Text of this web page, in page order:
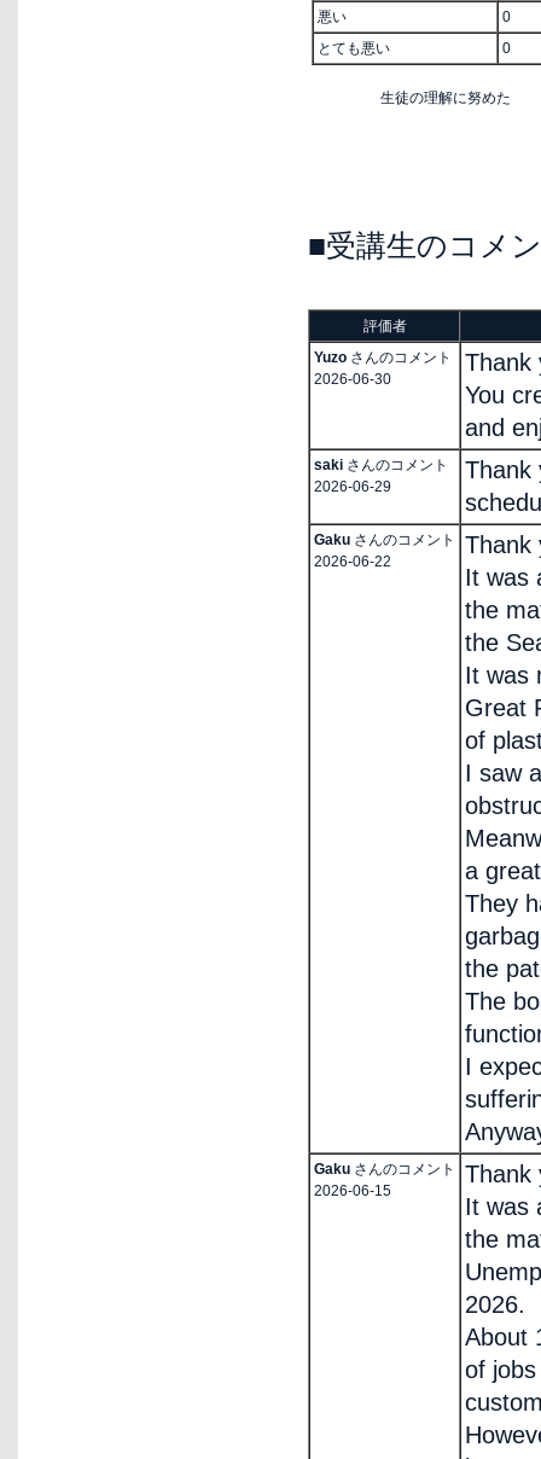
悪い
0
とても悪い
0
生徒の理解に努めた
■受講生のコメ
評価者
Yuzo さんのコメント
2026-06-30
Thank
You
and
saki さんのコメント
2026-06-29
Thank
Gaku さんのコメント
2026-06-22
Thank
It was
the
the
It was
Great
of
I saw
a
They
the
The
I
Gaku さんのコメント
2026-06-15
Thank
It was
the
2026.
About
of